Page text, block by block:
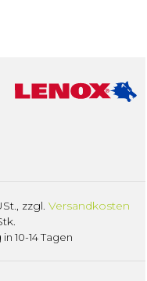
, zzgl. Versandkosten
10-14 Tagen